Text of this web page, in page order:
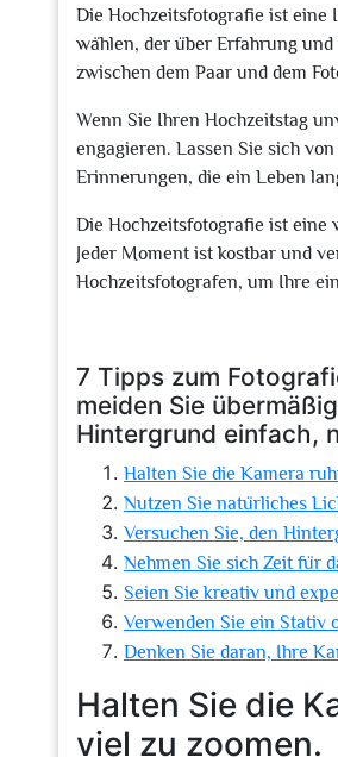
Die Hochzeitsfotografie ist eine
wählen, der über Erfahrung
zwischen dem Paar und dem
Wenn Sie Ihren Hochzeitstag
engagieren. Lassen Sie sich
Erinnerungen, die ein Leben
Die Hochzeitsfotografie ist eine
Jeder Moment ist kostbar und
Hochzeitsfotografen, um Ihre
7 Tipps zum
meiden Sie
Hintergrund einfach,
Halten Sie die Kamera
Nutzen Sie natürliches
Versuchen Sie, den
Nehmen Sie sich Zeit für
Seien Sie kreativ und
Verwenden Sie ein Stativ
Denken Sie daran, Ihre
Halten Sie die
viel zu zoomen.